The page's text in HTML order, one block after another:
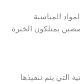
المناسبة
يمتلكون الخبرة
التي يتم تنفيذها